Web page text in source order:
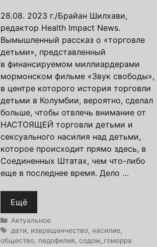
28.08. 2023 г./Брайан Шилхави,
редактор Health Impact News.
Вымышленный рассказ о «торговле
детьми», представленный
в финансируемом миллиардерами
мормонском фильме «Звук свободы»,
в центре которого история торговли
детьми в Колумбии, вероятно, сделал
больше, чтобы отвлечь внимание от
НАСТОЯЩЕЙ торговли детьми и
сексуального насилия над детьми,
которое происходит прямо здесь, в
Соединенных Штатах, чем что-либо
еще в последнее время. Дело …
Ещё
Рубрики
Актуальное
Метки
дети, извращенчество, насилие,
общество, педофилия,содом_гоморра